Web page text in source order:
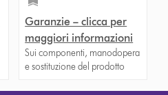
Garanzie – clicca per
maggiori informazioni
Sui componenti, manodopera
e sostituzione del prodotto